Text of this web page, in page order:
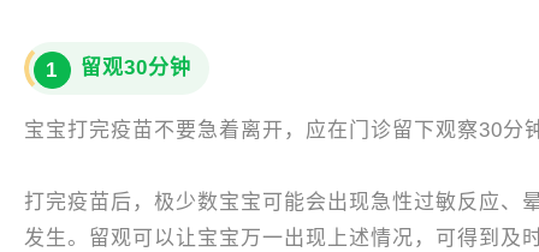
1 留观30分钟
宝宝打完疫苗不要急着离开，应在门诊留下观察30分
打完疫苗后，极少数宝宝可能会出现急性过敏反应、
发生。留观可以让宝宝万一出现上述情况，可得到及